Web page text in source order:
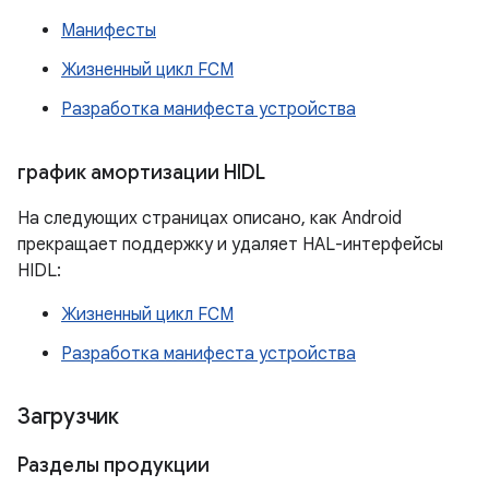
Манифесты
Жизненный цикл FCM
Разработка манифеста устройства
график амортизации HIDL
На следующих страницах описано, как Android
прекращает поддержку и удаляет HAL-интерфейсы
HIDL:
Жизненный цикл FCM
Разработка манифеста устройства
Загрузчик
Разделы продукции